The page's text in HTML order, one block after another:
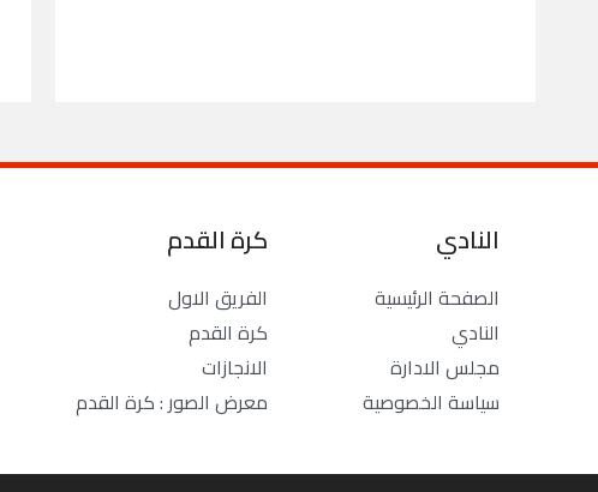
النادي
الصفحة الرئيسية
النادي
مجلس الادارة
سياسة الخصوصية
كرة القدم
الفريق الاول
كرة القدم
الانجازات
معرض الصور : كرة القدم